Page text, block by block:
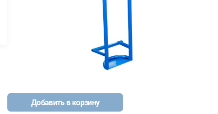
Добавить в корзину